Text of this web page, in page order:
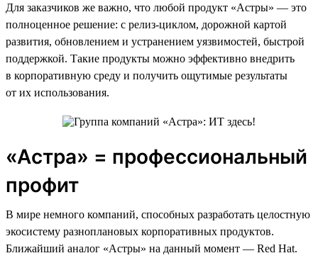
Для заказчиков же важно, что любой продукт «Астры» — это
полноценное решение: с релиз-циклом, дорожной картой
развития, обновлением и устранением уязвимостей, быстрой
поддержкой. Такие продукты можно эффективно внедрить
в корпоративную среду и получить ощутимые результаты
от их использования.
«Астра» = профессиональный
профит
В мире немного компаний, способных разработать целостную
экосистему разноплановых корпоративных продуктов.
Ближайший аналог «Астры» на данный момент — Red Hat.